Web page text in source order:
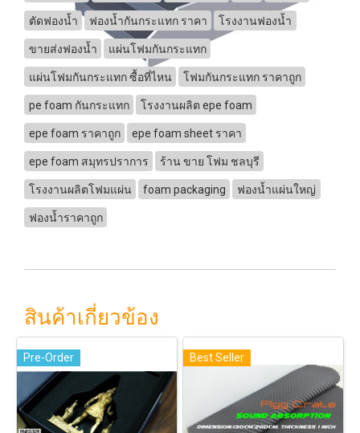
ตัดฟองน้ำ ฟองน้ำกันกระแทก ราคา โรงงานฟองน้ำ
ขายส่งฟองน้ำ แผ่นโฟมกันกระแทก
แผ่นโฟมกันกระแทก ซื้อที่ไหน โฟมกันกระแทก ราคาถูก
pe foam กันกระแทก โรงงานผลิต epe foam
epe foam ราคาถูก epe foam sheet ราคา
epe foam สมุทรปราการ ร้าน ขาย โฟม ชลบุรี
โรงงานผลิตโฟมแผ่น foam packaging ฟองน้ำแผ่นใหญ่
ฟองน้ำราคาถูก
สินค้าเกี่ยวข้อง
Pre-Order Best Seller